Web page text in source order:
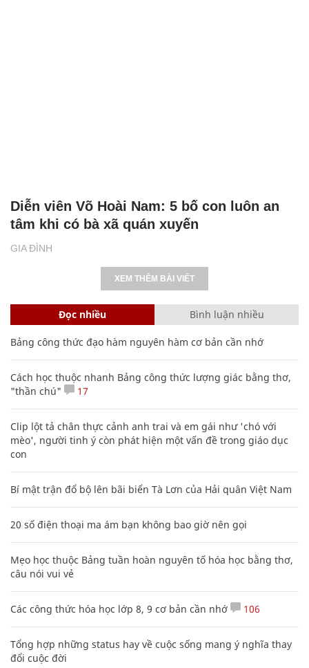
GIA ĐÌNH
Diễn viên Võ Hoài Nam: 5 bố con luôn an
tâm khi có bà xã quán xuyến
XEM THÊM BÀI VIẾT
Đọc nhiều Bình luận nhiều
Bảng công thức đạo hàm nguyên hàm cơ bản cần nhớ
Cách học thuộc nhanh Bảng công thức lượng giác bằng thơ,
"thần chú"
17
Clip lột tả chân thực cảnh anh trai và em gái như 'chó với
mèo', người tinh ý còn phát hiện một vấn đề trong giáo dục
con
Bí mật trận đổ bộ lên bãi biển Tà Lơn của Hải quân Việt Nam
20 số điện thoại ma ám bạn không bao giờ nên gọi
Mẹo học thuộc Bảng tuần hoàn nguyên tố hóa học bằng thơ,
câu nói vui vẻ
Các công thức hóa học lớp 8, 9 cơ bản cần nhớ 106
Tổng hợp những status hay về cuộc sống mang ý nghĩa thay
đổi cuộc đời